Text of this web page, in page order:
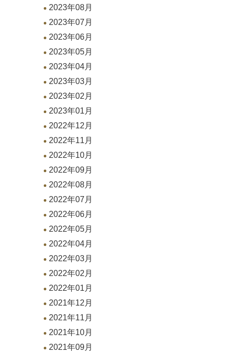
2023年08月
2023年07月
2023年06月
2023年05月
2023年04月
2023年03月
2023年02月
2023年01月
2022年12月
2022年11月
2022年10月
2022年09月
2022年08月
2022年07月
2022年06月
2022年05月
2022年04月
2022年03月
2022年02月
2022年01月
2021年12月
2021年11月
2021年10月
2021年09月